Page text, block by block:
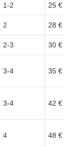
1-2 25 €
2 28 €
2-3 30 €
3-4 35 €
3-4 42 €
4 48 €